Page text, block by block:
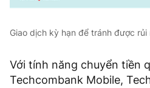
Giao dịch kỳ hạn để tránh được
Với tính năng chuyển tiền
Techcombank Mobile,